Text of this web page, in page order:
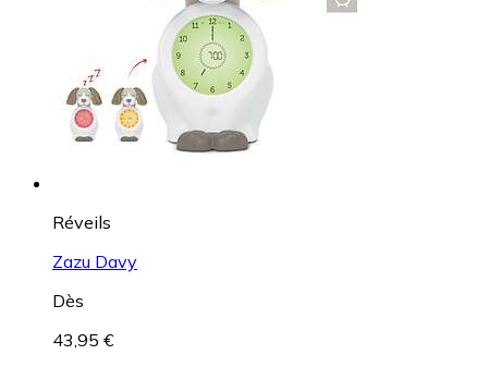
Réveils
Zazu Davy
Dès
43,95 €